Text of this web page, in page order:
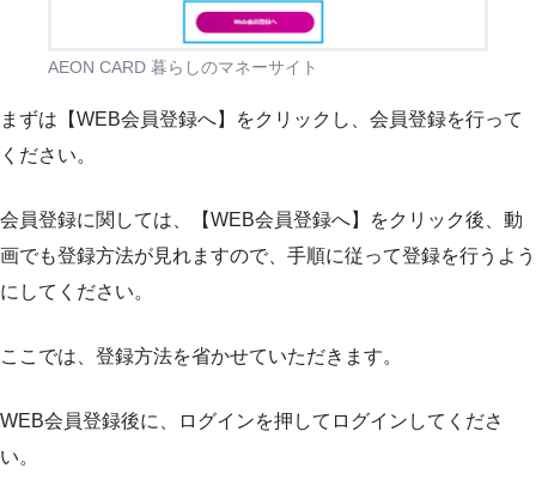
AEON CARD 暮らしのマネーサイト
まずは【WEB会員登録へ】をクリックし、会員登録を行って
ください。
会員登録に関しては、【WEB会員登録へ】をクリック後、動
画でも登録方法が見れますので、手順に従って登録を行うよう
にしてください。
ここでは、登録方法を省かせていただきます。
WEB会員登録後に、ログインを押してログインしてくださ
い。